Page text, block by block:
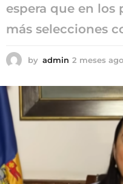
espera que en los
más selecciones
by admin 2 meses ago